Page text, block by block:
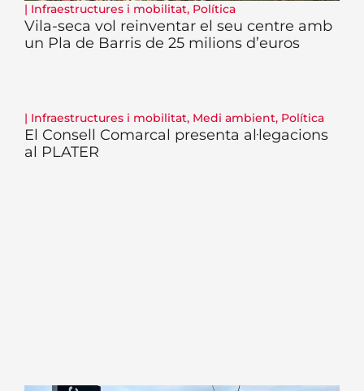
| Infraestructures i mobilitat, Política
Vila-seca vol reinventar el seu centre amb
un Pla de Barris de 25 milions d’euros
| Infraestructures i mobilitat, Medi ambient, Política
El Consell Comarcal presenta al·legacions
al PLATER